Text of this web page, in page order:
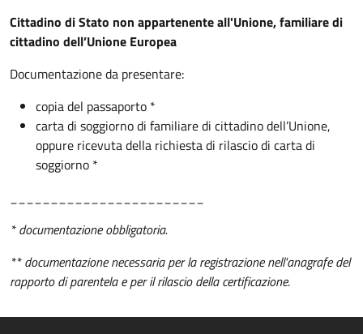
Cittadino di Stato non appartenente all'Unione, familiare di
cittadino dell’Unione Europea
Documentazione da presentare:
copia del passaporto *
carta di soggiorno di familiare di cittadino dell’Unione,
oppure ricevuta della richiesta di rilascio di carta di
soggiorno *
* documentazione obbligatoria.
** documentazione necessaria per la registrazione nell'anagrafe del
rapporto di parentela e per il rilascio della certificazione.